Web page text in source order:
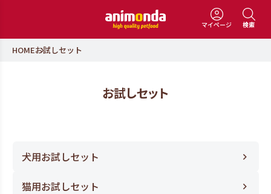
マイページ 検索
HOMEお試しセット
お試しセット
犬用お試しセット
猫用お試しセット